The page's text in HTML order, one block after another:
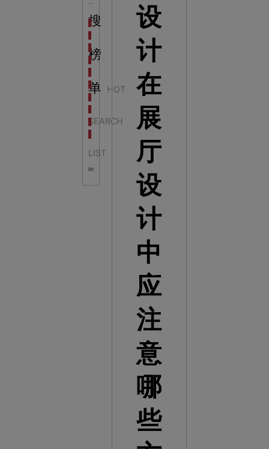
搜
榜
单 HOT
SEARCH
LIST
科学梦成功中标公主岭市科技馆新馆项目
科学梦中标中国科学技术馆2022年中国流动科技馆
科学梦中标洛阳市科学技术馆展品采购项目
科学梦中标方城县科技馆展厅升级项目
科学梦中标濮阳县科技馆公共安全体验馆项目
科学梦集团中标广西大学海洋科教馆项目
科学梦集团中标淮师附小科技长廊展项目
科学梦集团中标洪泽湖治理保护展示馆项目
设
计
在
展
厅
设
计
中
应
注
意
哪
些